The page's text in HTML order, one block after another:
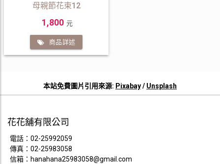
母親節花束12
1,800 元
商品詳述
本站免費圖片引用來源: Pixabay/ Unsplash
花花舖有限公司
電話： 02-25992059
傳真：02-25983058
信箱： hanahana25983058@gmail.com